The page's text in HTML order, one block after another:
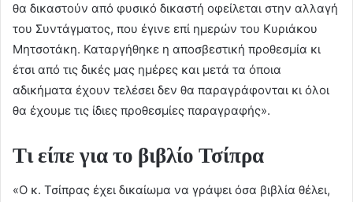
θα δικαστούν από φυσικό δικαστή οφείλεται στην αλλαγή
του Συντάγματος, που έγινε επί ημερών του Κυριάκου
Μητσοτάκη. Καταργήθηκε η αποσβεστική προθεσμία κι
έτσι από τις δικές μας ημέρες και μετά τα όποια
αδικήματα έχουν τελέσει δεν θα παραγράφονται κι όλοι
θα έχουμε τις ίδιες προθεσμίες παραγραφής».
Τι είπε για το βιβλίο Τσίπρα
«Ο κ. Τσίπρας έχει δικαίωμα να γράψει όσα βιβλία θέλει,